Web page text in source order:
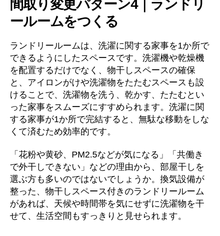
間取り変更パターン4｜ランドリ
ールームをつくる
ランドリールームは、洗濯に関する家事を1か所で
できるようにしたスペースです。洗濯機や乾燥機
を配置するだけでなく、物干しスペースの確保
と、アイロンがけや洗濯物をたたむスペースも設
けることで、洗濯物を洗う、乾かす、たたむとい
った家事をスムーズにすすめられます。洗濯に関
する家事が1か所で完結すると、無駄な移動をしな
くて済むため効率的です。
「花粉や黄砂、PM2.5などが気になる」「共働き
で外干しできない」などの理由から、部屋干しを
選ぶ方も多いのではないでしょうか。換気設備が
整った、物干しスペース付きのランドリールーム
があれば、天候や時間帯を気にせずに洗濯物を干
せて、生活空間もすっきりと見せられます。